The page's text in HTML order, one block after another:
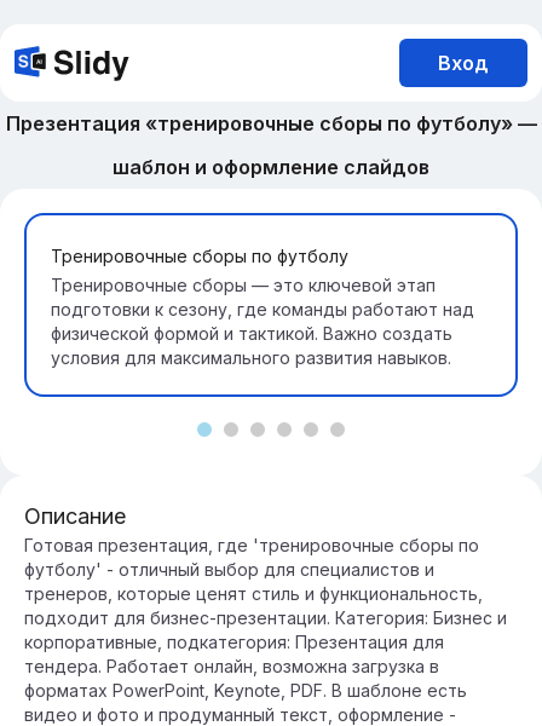
Вход
Презентация «тренировочные сборы по футболу» —
шаблон и оформление слайдов
Тренировочные сборы по футболу
Тренировочные сборы — это ключевой этап
подготовки к сезону, где команды работают над
физической формой и тактикой. Важно создать
условия для максимального развития навыков.
Описание
Готовая презентация, где 'тренировочные сборы по
футболу' - отличный выбор для специалистов и
тренеров, которые ценят стиль и функциональность,
подходит для бизнес-презентации. Категория: Бизнес и
корпоративные, подкатегория: Презентация для
тендера. Работает онлайн, возможна загрузка в
форматах PowerPoint, Keynote, PDF. В шаблоне есть
видео и фото и продуманный текст, оформление -